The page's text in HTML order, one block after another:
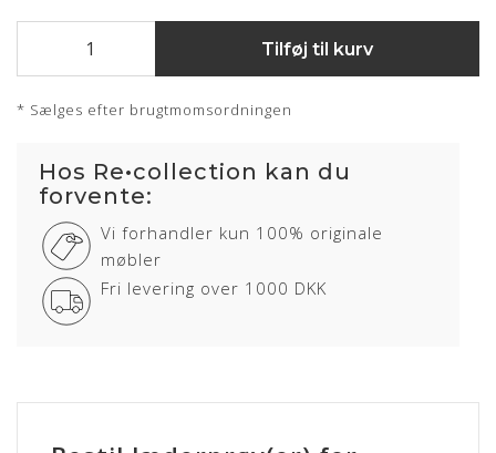
Tilføj til kurv
* Sælges efter brugtmomsordningen
Hos Re•collection kan du
forvente:
Vi forhandler kun 100% originale
møbler
Fri levering over 1000 DKK